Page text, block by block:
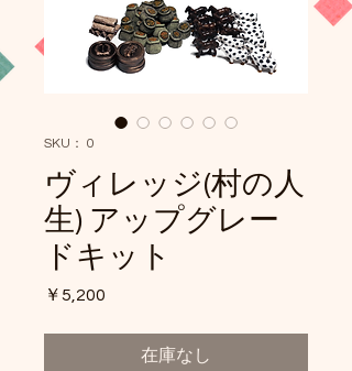
SKU： 0
ヴィレッジ(村の人
生) アップグレー
ドキット
￥5,200
在庫なし